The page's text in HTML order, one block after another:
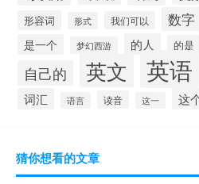
形容词
形式 我们可以 数字
是一个 梦幻西游 的人 的是
自己的 英文 英语
词汇 语言 读音 这一 这
猜你想看的文章